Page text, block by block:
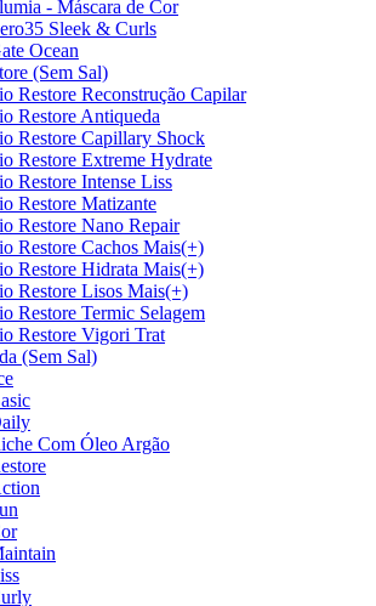
- Máscara de Cor
Sleek & Curls
Ocean
(Sem Sal)
Restore Reconstrução Capilar
Restore Antiqueda
Restore Capillary Shock
Restore Extreme Hydrate
Restore Intense Liss
Restore Matizante
Restore Nano Repair
Restore Cachos Mais(+)
Restore Hidrata Mais(+)
Restore Lisos Mais(+)
Restore Termic Selagem
Restore Vigori Trat
(Sem Sal)
Com Óleo Argão